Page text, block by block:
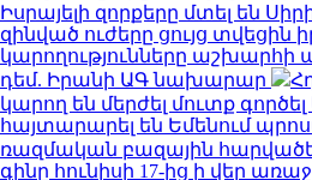
Իսրայելի զորքերը մտել են
զինված ուժերը ցույց տվեցին
կարողությունները
դեմ. Իրանի ԱԳ նախարար
կարող են մերժել մուտք
հայտարարել են Եմենում
ռազմական բազային
գինը հունիսի 17-ից ի վեր